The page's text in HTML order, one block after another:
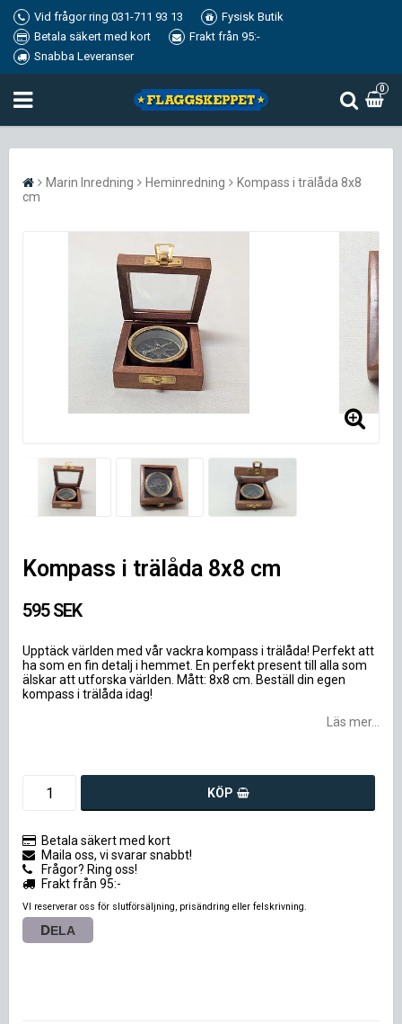
Vid frågor ring 031-711 93 13
Fysisk Butik
Betala säkert med kort
Frakt från 95:-
Snabba Leveranser
0
Marin Inredning Heminredning
Kompass i trälåda 8x8
cm
Kompass i trälåda 8x8 cm
595 SEK
Upptäck världen med vår vackra kompass i trälåda! Perfekt att
ha som en fin detalj i hemmet. En perfekt present till alla som
älskar att utforska världen. Mått: 8x8 cm. Beställ din egen
kompass i trälåda idag!
Läs mer...
KÖP
Betala säkert med kort
Maila oss, vi svarar snabbt!
Frågor? Ring oss!
Frakt från 95:-
VI reserverar oss för slutförsäljning, prisändring eller felskrivning.
DELA